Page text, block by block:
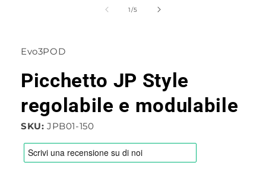
1/su
5
Evo3POD
Picchetto JP Style
regolabile e modulabile
SKU: JPB01-150